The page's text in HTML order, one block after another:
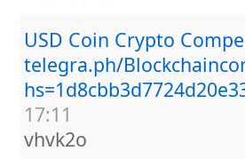
USD Coin Crypto
telegra.ph/
17:11
vhvk2o